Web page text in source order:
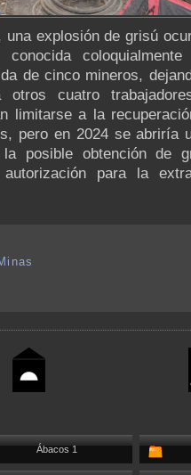
explosión de grisú
de cinco mineros,
otros cuatro
limitarse a la
pero en 2024 se abriría
posible obtención de
para la
Ábacos 1